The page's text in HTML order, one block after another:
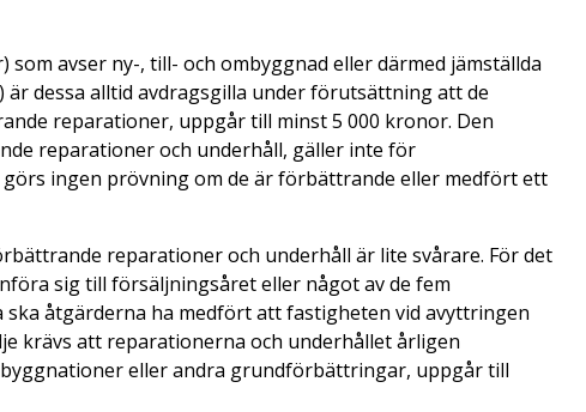
avser ny-, till- och ombyggnad eller därmed jämställda
dessa alltid avdragsgilla under förutsättning att de
reparationer, uppgår till minst 5 000 kronor. Den
reparationer och underhåll, gäller inte för
ingen prövning om de är förbättrande eller medfört ett
reparationer och underhåll är lite svårare. För det
sig till försäljningsåret eller något av de fem
åtgärderna ha medfört att fastigheten vid avyttringen
krävs att reparationerna och underhållet årligen
eller andra grundförbättringar, uppgår till